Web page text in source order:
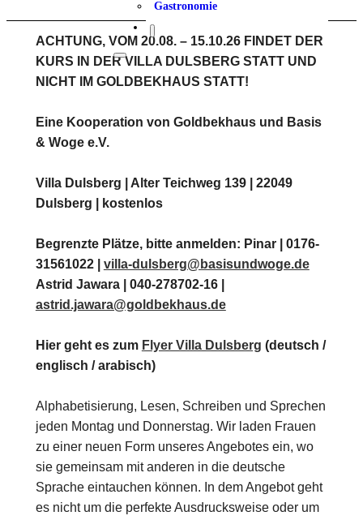
Gastronomie
ACHTUNG, VOM 20.08. – 15.10.26 FINDET DER
KURS IN DER VILLA DULSBERG STATT UND
NICHT IM GOLDBEKHAUS STATT!
Eine Kooperation von Goldbekhaus und Basis
& Woge e.V.
Villa Dulsberg | Alter Teichweg 139 | 22049
Dulsberg | kostenlos
Begrenzte Plätze, bitte anmelden: Pinar | 0176-
31561022 | villa-dulsberg@basisundwoge.de
Astrid Jawara | 040-278702-16 |
astrid.jawara@goldbekhaus.de
Hier geht es zum Flyer Villa Dulsberg (deutsch /
englisch / arabisch)
Alphabetisierung, Lesen, Schreiben und Sprechen
jeden Montag und Donnerstag. Wir laden Frauen
zu einer neuen Form unseres Angebotes ein, wo
sie gemeinsam mit anderen in die deutsche
Sprache eintauchen können. In dem Angebot geht
es nicht um die perfekte Ausdrucksweise oder um